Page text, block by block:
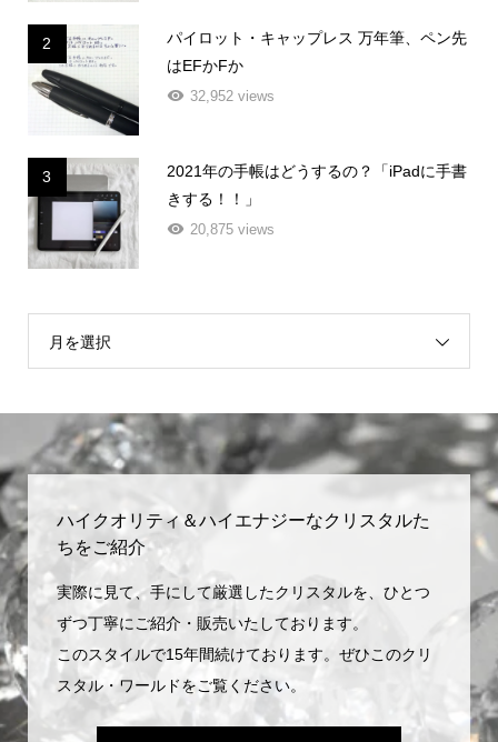
2
パイロット・キャップレス 万年筆、ペン先
はEFかFか
32,952 views
3
2021年の手帳はどうするの？「iPadに手書
きする！！」
20,875 views
月を選択
ハイクオリティ＆ハイエナジーなクリスタルた
ちをご紹介
実際に見て、手にして厳選したクリスタルを、ひとつ
ずつ丁寧にご紹介・販売いたしております。
このスタイルで15年間続けております。ぜひこのクリ
スタル・ワールドをご覧ください。